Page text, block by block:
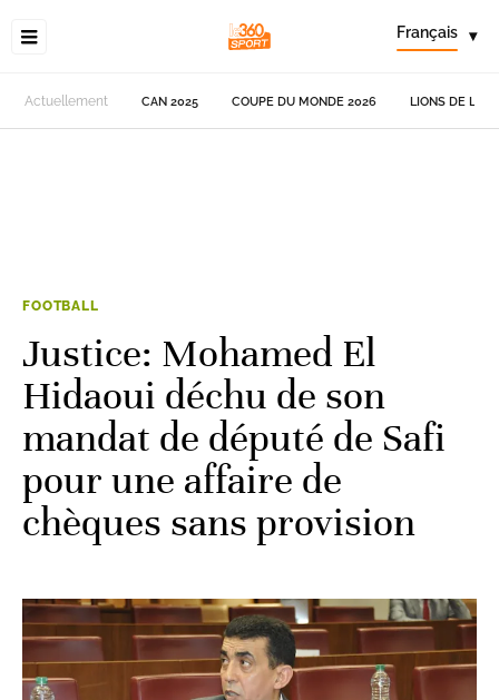
Français ▾
Actuellement CAN 2025 COUPE DU MONDE 2026 LIONS DE
FOOTBALL
Justice: Mohamed El
Hidaoui déchu de son
mandat de député de Safi
pour une affaire de
chèques sans provision